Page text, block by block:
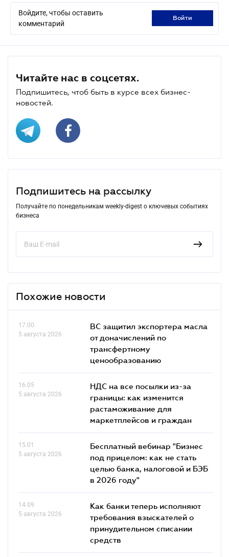
Войдите, чтобы оставить
комментарий
войти
Читайте нас в соцсетях.
Подпишитесь, чтоб быть в курсе всех бизнес-
новостей.
Подпишитесь на рассылку
Получайте по понедельникам weekly-digest о ключевых событиях
бизнеса
Похожие новости
17.00
5 августа 2026
ВС защитил экспортера масла
от доначислений по
трансфертному
ценообразованию
16.05
5 августа 2026
НДС на все посылки из-за
границы: как изменится
растаможивание для
маркетплейсов и граждан
15.01
5 августа 2026
Бесплатный вебинар "Бизнес
под прицелом: как не стать
целью банка, налоговой и БЭБ
в 2026 году"
14.09
5 августа 2026
Как банки теперь исполняют
требования взыскателей о
принудительном списании
средств